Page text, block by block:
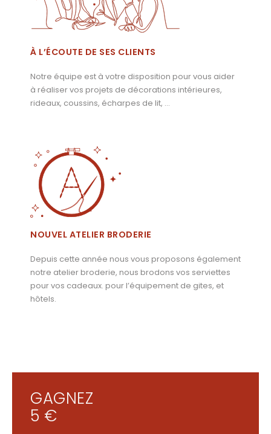
À L’ÉCOUTE DE SES CLIENTS
Notre équipe est à votre disposition pour vous aider
à réaliser vos projets de décorations intérieures,
rideaux, coussins, écharpes de lit, …
NOUVEL ATELIER BRODERIE
Depuis cette année nous vous proposons également
notre atelier broderie, nous brodons vos serviettes
pour vos cadeaux. pour l’équipement de gites, et
hôtels.
GAGNEZ
5 €